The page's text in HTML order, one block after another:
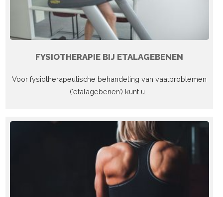
FYSIOTHERAPIE BIJ ETALAGEBENEN
Voor fysiotherapeutische behandeling van vaatproblemen
(‘etalagebenen’) kunt u...